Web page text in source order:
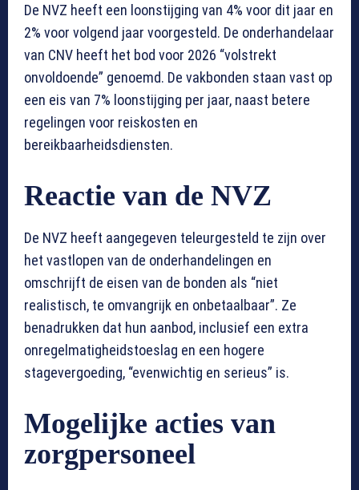
De NVZ heeft een loonstijging van 4% voor dit jaar en
2% voor volgend jaar voorgesteld. De onderhandelaar
van CNV heeft het bod voor 2026 “volstrekt
onvoldoende” genoemd. De vakbonden staan vast op
een eis van 7% loonstijging per jaar, naast betere
regelingen voor reiskosten en
bereikbaarheidsdiensten.
Reactie van de NVZ
De NVZ heeft aangegeven teleurgesteld te zijn over
het vastlopen van de onderhandelingen en
omschrijft de eisen van de bonden als “niet
realistisch, te omvangrijk en onbetaalbaar”. Ze
benadrukken dat hun aanbod, inclusief een extra
onregelmatigheidstoeslag en een hogere
stagevergoeding, “evenwichtig en serieus” is.
Mogelijke acties van
zorgpersoneel